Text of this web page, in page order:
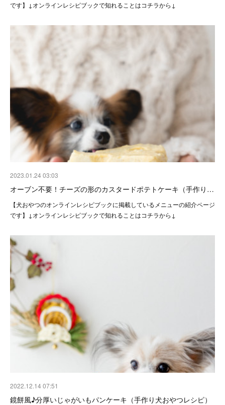
です】↓オンラインレシピブックで知れることはコチラから↓
2023.01.24 03:03
オーブン不要！チーズの形のカスタードポテトケーキ（手作り…
【犬おやつのオンラインレシピブックに掲載しているメニューの紹介ページ
です】↓オンラインレシピブックで知れることはコチラから↓
2022.12.14 07:51
鏡餅風♪分厚いじゃがいもパンケーキ（手作り犬おやつレシピ）